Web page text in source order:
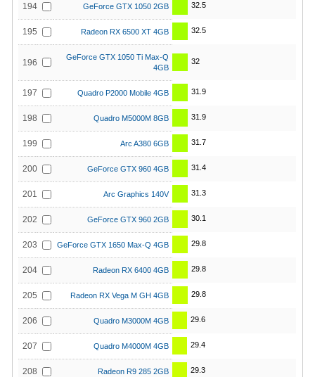
194 GeForce GTX 1050 2GB 32.5
195 Radeon RX 6500 XT 4GB 32.5
196
GeForce GTX 1050 Ti Max-Q
4GB
32
197 Quadro P2000 Mobile 4GB 31.9
198 Quadro M5000M 8GB 31.9
199 Arc A380 6GB 31.7
200 GeForce GTX 960 4GB 31.4
201 Arc Graphics 140V 31.3
202 GeForce GTX 960 2GB 30.1
203 GeForce GTX 1650 Max-Q 4GB 29.8
204 Radeon RX 6400 4GB 29.8
205 Radeon RX Vega M GH 4GB 29.8
206 Quadro M3000M 4GB 29.6
207 Quadro M4000M 4GB 29.4
208 Radeon R9 285 2GB 29.3